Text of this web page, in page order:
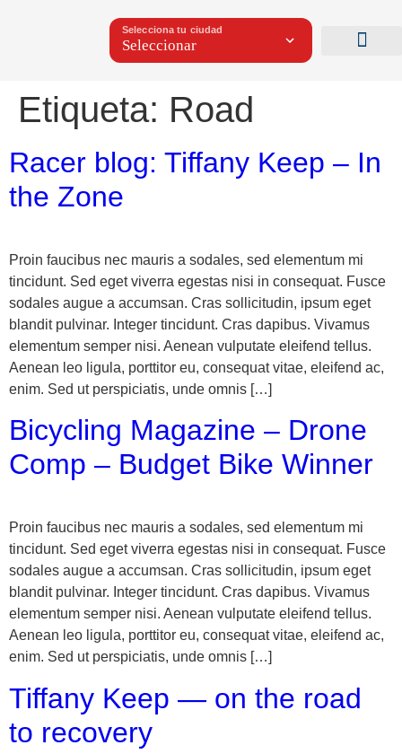
Selecciona tu ciudad
Etiqueta: Road
Racer blog: Tiffany Keep – In
the Zone
Proin faucibus nec mauris a sodales, sed elementum mi
tincidunt. Sed eget viverra egestas nisi in consequat. Fusce
sodales augue a accumsan. Cras sollicitudin, ipsum eget
blandit pulvinar. Integer tincidunt. Cras dapibus. Vivamus
elementum semper nisi. Aenean vulputate eleifend tellus.
Aenean leo ligula, porttitor eu, consequat vitae, eleifend ac,
enim. Sed ut perspiciatis, unde omnis […]
Bicycling Magazine – Drone
Comp – Budget Bike Winner
Proin faucibus nec mauris a sodales, sed elementum mi
tincidunt. Sed eget viverra egestas nisi in consequat. Fusce
sodales augue a accumsan. Cras sollicitudin, ipsum eget
blandit pulvinar. Integer tincidunt. Cras dapibus. Vivamus
elementum semper nisi. Aenean vulputate eleifend tellus.
Aenean leo ligula, porttitor eu, consequat vitae, eleifend ac,
enim. Sed ut perspiciatis, unde omnis […]
Tiffany Keep — on the road
to recovery